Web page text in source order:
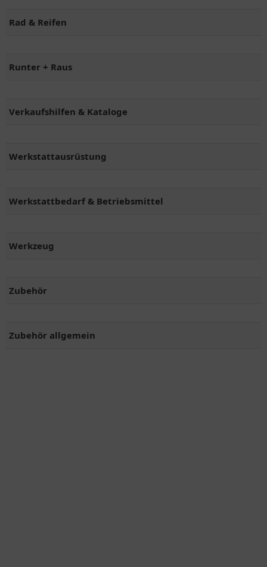
Rad & Reifen
Runter + Raus
Verkaufshilfen & Kataloge
Werkstattausrüstung
Werkstattbedarf & Betriebsmittel
Werkzeug
Zubehör
Zubehör allgemein